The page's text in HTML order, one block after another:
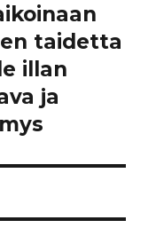
taidetta
illan
ja